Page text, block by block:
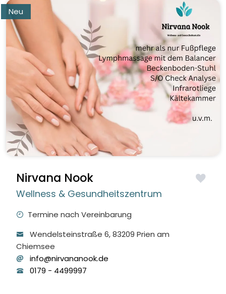
Nirvana Nook
Wellness & Gesundheitszentrum
Termine nach Vereinbarung
Wendelsteinstraße 6, 83209 Prien am
Chiemsee
info@nirvananook.de
0179 - 4499997